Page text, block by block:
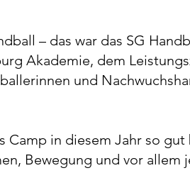
– das war das SG
Akademie, dem
und
Camp in diesem Jahr so gut
Bewegung und vor allem